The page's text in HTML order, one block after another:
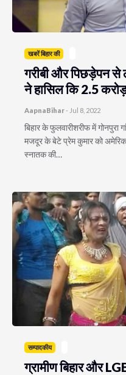
खबरें बिहार की
गरीबी और पिछड़ेपन
ने हासिल कि 2.5 करोड़
AapnaBihar- Jul 8, 2022
बिहार के फुलवारीशरीफ में गोनपुरा
मजदूर के बेटे प्रेम कुमार को
स्नातक की…
सम्पादकीय
ग्रामीण बिहार और